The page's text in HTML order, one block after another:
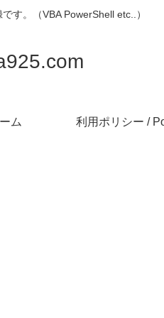
す。（VBA PowerShell etc..）
ム 利用ポリシー /